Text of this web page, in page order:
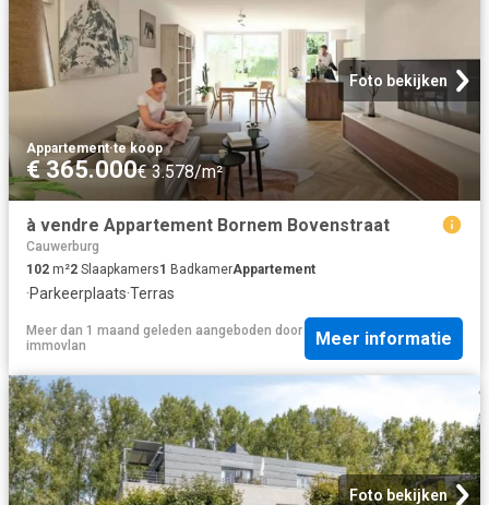
Foto bekijken
Appartement·te koop
€ 365.000€ 3.578/m²
à vendre Appartement Bornem Bovenstraat
Cauwerburg
102 m²2 Slaapkamers1 BadkamerAppartement
·Parkeerplaats·Terras
Meer dan 1 maand geleden aangeboden door
immovlan
Meer informatie
Foto bekijken